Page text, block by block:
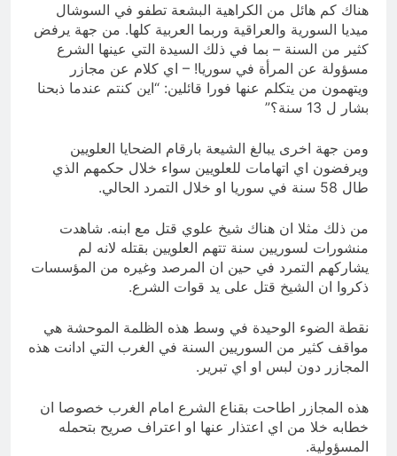
هناك كم هائل من الكراهية البشعة تطفو في السوشال
ميديا السورية والعراقية وربما العربية كلها. من جهة يرفض
كثير من السنة – بما في ذلك السيدة التي عينها الشرع
مسؤولة عن المرأة في سوريا! – اي كلام عن مجازر
ويتهمون من يتكلم عنها فورا قائلين: “اين كنتم عندما ذبحنا
بشار ل 13 سنة؟”
ومن جهة اخرى يبالغ الشيعة بارقام الضحايا العلويين
ويرفضون اي اتهامات للعلويين سواء خلال حكمهم الذي
طال 58 سنة في سوريا او خلال التمرد الحالي.
من ذلك مثلا ان هناك شيخ علوي قتل مع ابنه. شاهدت
منشورات لسوريين سنة تتهم العلويين بقتله لانه لم
يشاركهم التمرد في حين ان المرصد وغيره من المؤسسات
ذكروا ان الشيخ قتل على يد قوات الشرع.
نقطة الضوء الوحيدة في وسط هذه الظلمة الموحشة هي
مواقف كثير من السوريين السنة في الغرب التي ادانت هذه
المجازر دون لبس او اي تبرير.
هذه المجازر اطاحت بقناع الشرع امام الغرب خصوصا ان
خطابه خلا من اي اعتذار عنها او اعتراف صريح بتحمله
المسؤولية.